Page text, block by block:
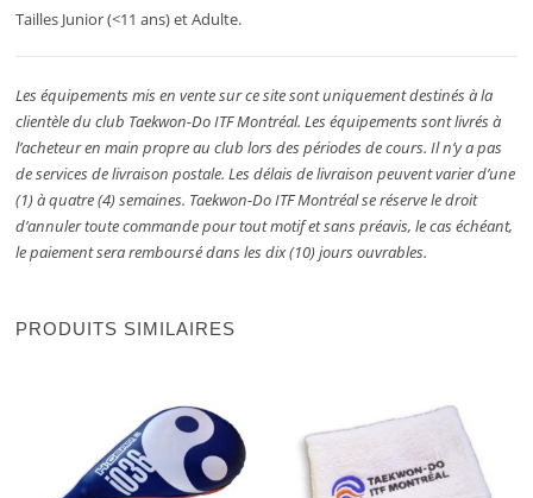
Tailles Junior (<11 ans) et Adulte.
Les équipements mis en vente sur ce site sont uniquement destinés à la
clientèle du club Taekwon-Do ITF Montréal. Les équipements sont livrés à
l’acheteur en main propre au club lors des périodes de cours. Il n’y a pas
de services de livraison postale. Les délais de livraison peuvent varier d’une
(1) à quatre (4) semaines. Taekwon-Do ITF Montréal se réserve le droit
d’annuler toute commande pour tout motif et sans préavis, le cas échéant,
le paiement sera remboursé dans les dix (10) jours ouvrables.
PRODUITS SIMILAIRES